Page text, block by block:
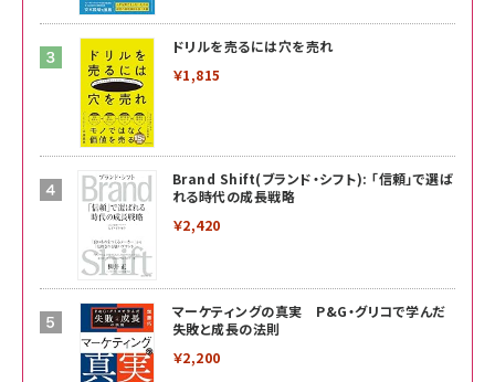
ドリルを売るには穴を売れ
￥1,815
Brand Shift(ブランド・シフト): 「信頼」で選ば
れる時代の成長戦略
￥2,420
マーケティングの真実 P&G・グリコで学んだ
失敗と成長の法則
￥2,200